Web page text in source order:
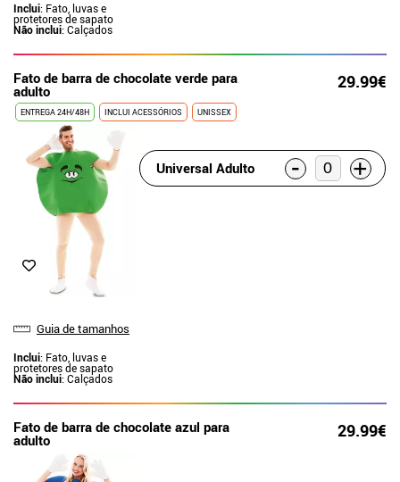
Inclui: Fato, luvas e
protetores de sapato
Não inclui: Calçados
Fato de barra de chocolate verde para
adulto 29.99€
ENTREGA 24H/48H INCLUI ACESSÓRIOS UNISSEX
Guia de tamanhos
Inclui: Fato, luvas e
protetores de sapato
Não inclui: Calçados
Universal Adulto - +
Fato de barra de chocolate azul para
adulto 29.99€